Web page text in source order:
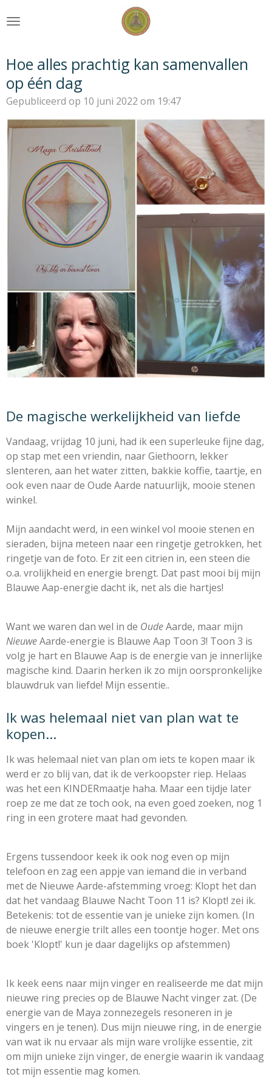
direct
hoofdinhoud
Hoe alles prachtig kan samenvallen
op één dag
Gepubliceerd op 10 juni 2022 om 19:47
De magische werkelijkheid van liefde
Vandaag, vrijdag 10 juni, had ik een superleuke fijne dag,
op stap met een vriendin, naar Giethoorn, lekker
slenteren, aan het water zitten, bakkie koffie, taartje, en
ook even naar de Oude Aarde natuurlijk, mooie stenen
winkel.
Mijn aandacht werd, in een winkel vol mooie stenen en
sieraden, bijna meteen naar een ringetje getrokken, het
ringetje van de foto. Er zit een citrien in, een steen die
o.a. vrolijkheid en energie brengt. Dat past mooi bij mijn
Blauwe Aap-energie dacht ik, net als die hartjes!
Want we waren dan wel in de OudeAarde, maar mijn
NieuweAarde-energie is Blauwe Aap Toon 3! Toon 3 is
volg je hart en Blauwe Aap is de energie van je innerlijke
magische kind. Daarin herken ik zo mijn oorspronkelijke
blauwdruk van liefde! Mijn essentie..
Ik was helemaal niet van plan wat te
kopen...
Ik was helemaal niet van plan om iets te kopen maar ik
werd er zo blij van, dat ik de verkoopster riep. Helaas
was het een KINDERmaatje haha. Maar een tijdje later
roep ze me dat ze toch ook, na even goed zoeken, nog 1
ring in een grotere maat had gevonden.
Ergens tussendoor keek ik ook nog even op mijn
telefoon en zag een appje van iemand die in verband
met de Nieuwe Aarde-afstemming vroeg: Klopt het dan
dat het vandaag Blauwe Nacht Toon 11 is? Klopt! zei ik.
Betekenis: tot de essentie van je unieke zijn komen. (In
de nieuwe energie trilt alles een toontje hoger. Met ons
boek 'Klopt!' kun je daar dagelijks op afstemmen)
Ik keek eens naar mijn vinger en realiseerde me dat mijn
nieuwe ring precies op de Blauwe Nacht vinger zat. (De
energie van de Maya zonnezegels resoneren in je
vingers en je tenen). Dus mijn nieuwe ring, in de energie
van wat ik nu ervaar als mijn ware vrolijke essentie, zit
om mijn unieke zijn vinger, de energie waarin ik vandaag
tot mijn essentie mag komen.